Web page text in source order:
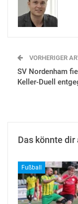
VORHERIGER
SV Nordenham
Keller-Duell
Das könnte
Fußball